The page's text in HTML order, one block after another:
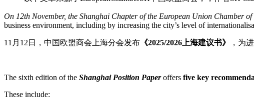
On 12th November, the Shanghai Chapter of the European Union Chamber
business environment, including by increasing the city’s level of
11月12日，中国欧盟商会上海分会发布 《2025/2026上海建议书》 ，为
The sixth edition of the Shanghai Position Paperoffers five key
These include: